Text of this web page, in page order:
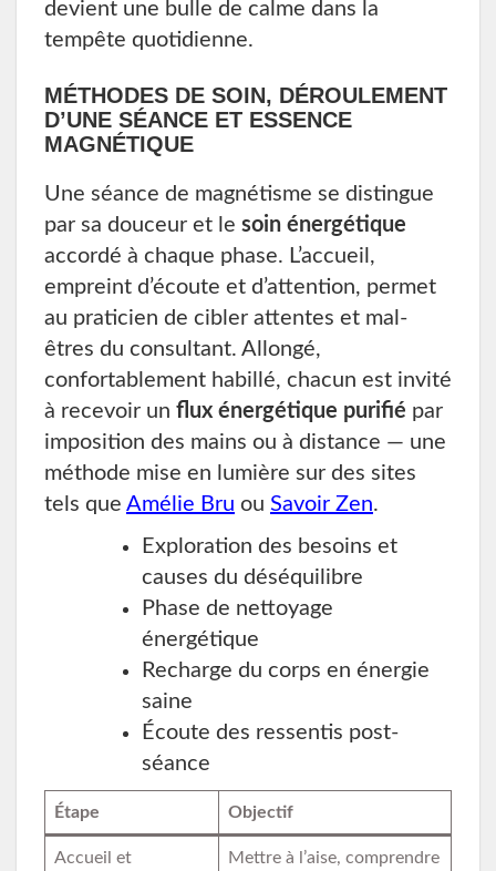
devient une bulle de calme dans la
tempête quotidienne.
MÉTHODES DE SOIN, DÉROULEMENT
D’UNE SÉANCE ET ESSENCE
MAGNÉTIQUE
Une séance de magnétisme se distingue
par sa douceur et le soin énergétique
accordé à chaque phase. L’accueil,
empreint d’écoute et d’attention, permet
au praticien de cibler attentes et mal-
êtres du consultant. Allongé,
confortablement habillé, chacun est invité
à recevoir un flux énergétique purifié par
imposition des mains ou à distance — une
méthode mise en lumière sur des sites
tels que Amélie Bru ou Savoir Zen.
Exploration des besoins et
causes du déséquilibre
Phase de nettoyage
énergétique
Recharge du corps en énergie
saine
Écoute des ressentis post-
séance
Étape Objectif
Accueil et
Mettre à l’aise, comprendre